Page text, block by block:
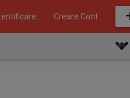
Creare Cont